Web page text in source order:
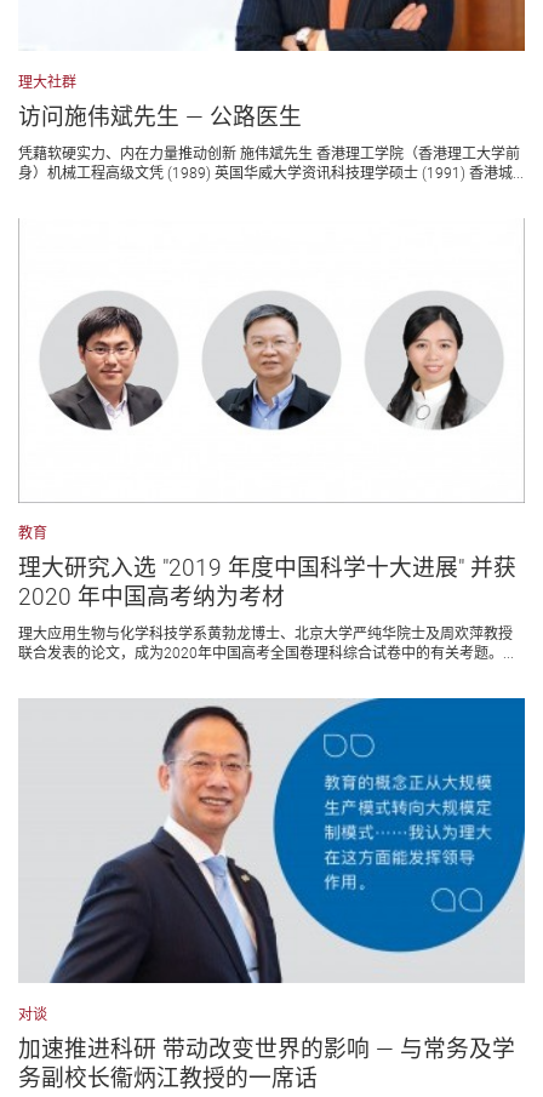
理大社群
访问施伟斌先生 ― 公路医生
凭藉软硬实力、内在力量推动创新 施伟斌先生 香港理工学院（香港理工大学前
身）机械工程高级文凭 (1989) 英国华威大学资讯科技理学硕士 (1991) 香港城...
教育
理大研究入选 "2019 年度中国科学十大进展" 并获
2020 年中国高考纳为考材
理大应用生物与化学科技学系黄勃龙博士、北京大学严纯华院士及周欢萍教授
联合发表的论文，成为2020年中国高考全国卷理科综合试卷中的有关考题。...
对谈
加速推进科研 带动改变世界的影响 ― 与常务及学
务副校长衞炳江教授的一席话